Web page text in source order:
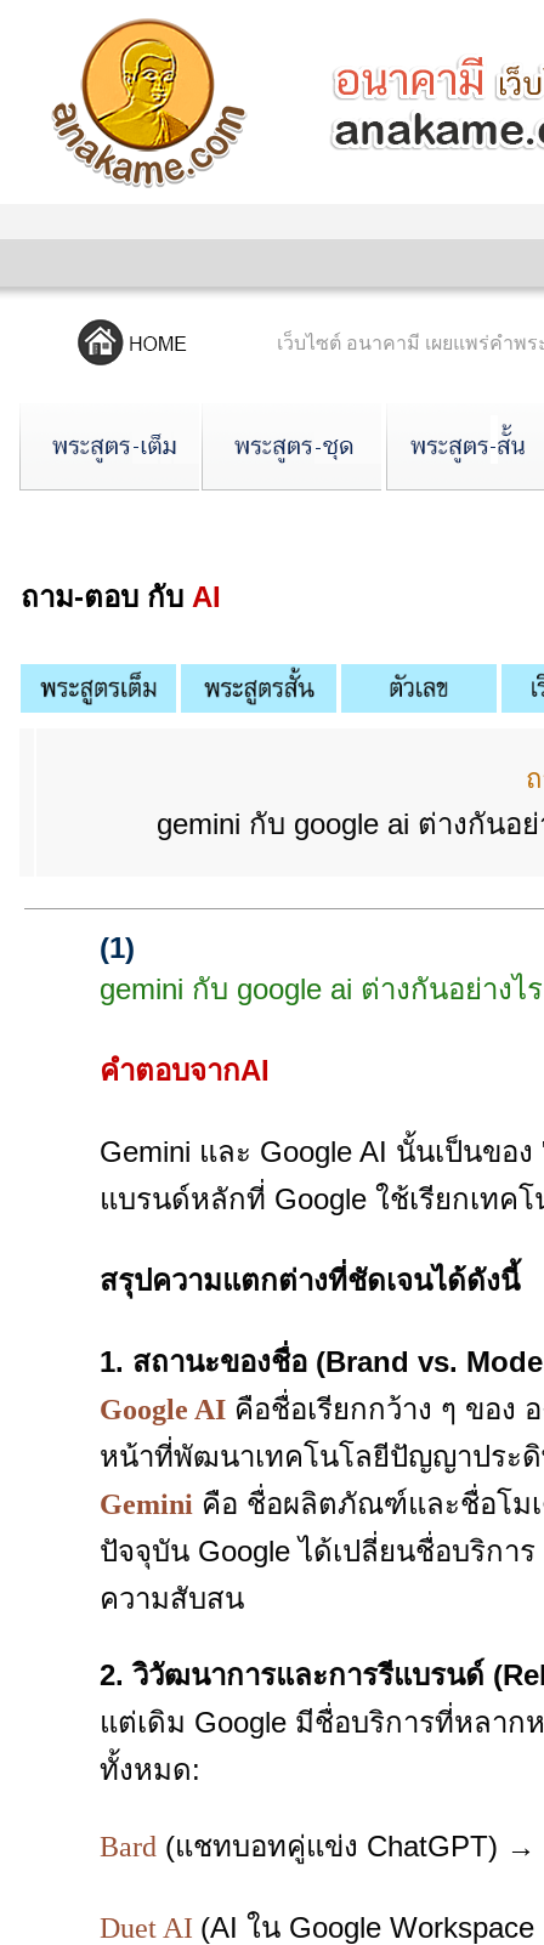
เว็บไซต์ อนาคามี เผยแพร่คำพ
ถาม-ตอบ กับ AI
gemini กับ google ai ต่างกันอ
(1)
gemini กับ google ai ต่างกันอย่าง
คำตอบจากAI
Gemini และ Google AI นั้นเป็นขอ
แบรนด์หลักที่ Google ใช้เรียกเทค
สรุปความแตกต่างที่ชัดเจนได้ดังนี้
1. สถานะของชื่อ (Brand vs.
Google AI คือชื่อเรียกกว้าง ๆ ของ
หน้าที่พัฒนาเทคโนโลยีปัญญาประ
Gemini คือ ชื่อผลิตภัณฑ์และชื่อโม
ปัจจุบัน Google ได้เปลี่ยนชื่อบริกา
ความสับสน
2. วิวัฒนาการและการรีแบรนด์
แต่เดิม Google มีชื่อบริการที่หลาก
ทั้งหมด:
Bard (แชทบอทคู่แข่ง ChatGPT) →
Duet AI (AI ใน Google